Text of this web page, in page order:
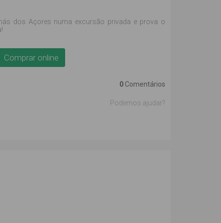
dos Açores numa excursão privada e prova o
Comprar online
0 Comentários
Podemos ajudar?